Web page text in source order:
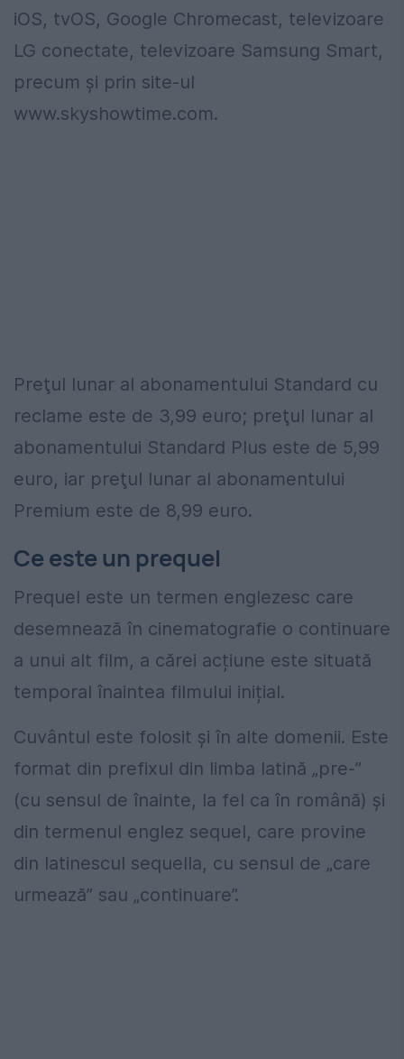
iOS, tvOS, Google Chromecast, televizoare
LG conectate, televizoare Samsung Smart,
precum şi prin site-ul
www.skyshowtime.com.
Preţul lunar al abonamentului Standard cu
reclame este de 3,99 euro; preţul lunar al
abonamentului Standard Plus este de 5,99
euro, iar preţul lunar al abonamentului
Premium este de 8,99 euro.
Ce este un prequel
Prequel este un termen englezesc care
desemnează în cinematografie o continuare
a unui alt film, a cărei acțiune este situată
temporal înaintea filmului inițial.
Cuvântul este folosit și în alte domenii. Este
format din prefixul din limba latină „pre-”
(cu sensul de înainte, la fel ca în română) și
din termenul englez sequel, care provine
din latinescul sequella, cu sensul de „care
urmează” sau „continuare”.